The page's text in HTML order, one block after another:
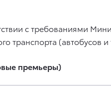
с требованиями
транспорта (автобусов
премьеры)